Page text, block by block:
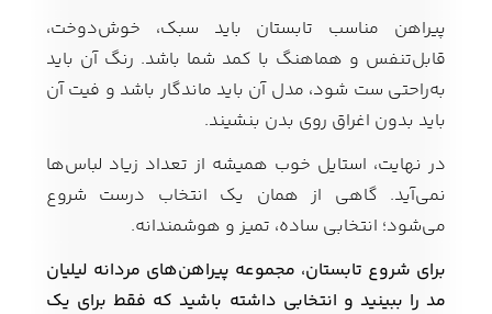
پیراهن مناسب تابستان باید سبک، خوش‌دوخت،
قابل‌تنفس و هماهنگ با کمد شما باشد. رنگ آن باید
به‌راحتی ست شود، مدل آن باید ماندگار باشد و فیت آن
باید بدون اغراق روی بدن بنشیند.
در نهایت، استایل خوب همیشه از تعداد زیاد لباس‌ها
نمی‌آید. گاهی از همان یک انتخاب درست شروع
می‌شود؛ انتخابی ساده، تمیز و هوشمندانه.
برای شروع تابستان، مجموعه پیراهن‌های مردانه لیلیان
مد را ببینید و انتخابی داشته باشید که فقط برای یک